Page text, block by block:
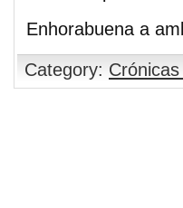
Enhorabuena a
Category: